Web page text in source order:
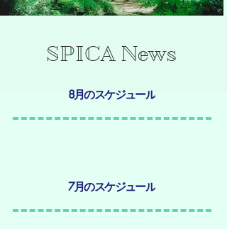
SPICA News
8月のスケジュール
7月のスケジュール